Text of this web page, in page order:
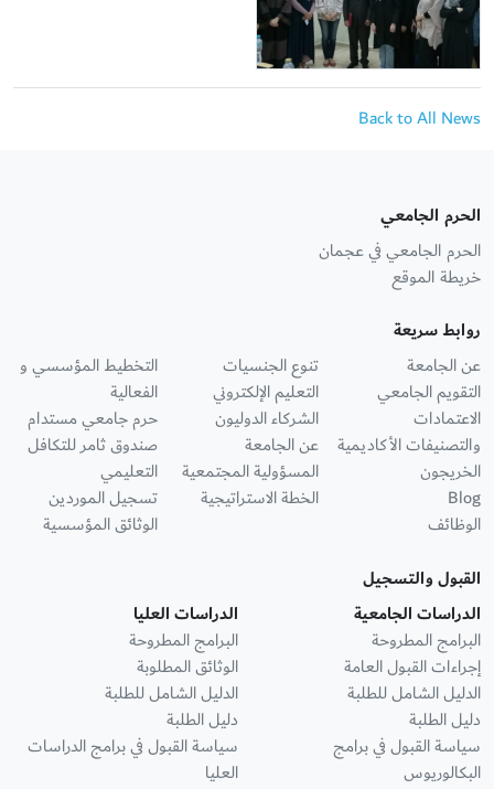
Back to All News
الحرم الجامعي
الحرم الجامعي في عجمان
خريطة الموقع
روابط سريعة
عن الجامعة
التقويم الجامعي
الاعتمادات
والتصنيفات الأكاديمية
الخريجون
Blog
الوظائف
تنوع الجنسيات
التعليم الإلكتروني
الشركاء الدوليون
عن الجامعة
المسؤولية المجتمعية
الخطة الاستراتيجية
التخطيط المؤسسي و
الفعالية
حرم جامعي مستدام
صندوق ثامر للتكافل
التعليمي
تسجيل الموردين
الوثائق المؤسسية
القبول والتسجيل
الدراسات الجامعية
البرامج المطروحة
إجراءات القبول العامة
الدليل الشامل للطلبة
دليل الطلبة
سياسة القبول في برامج
البكالوريوس
الدراسات العليا
البرامج المطروحة
الوثائق المطلوبة
الدليل الشامل للطلبة
دليل الطلبة
سياسة القبول في برامج الدراسات
العليا